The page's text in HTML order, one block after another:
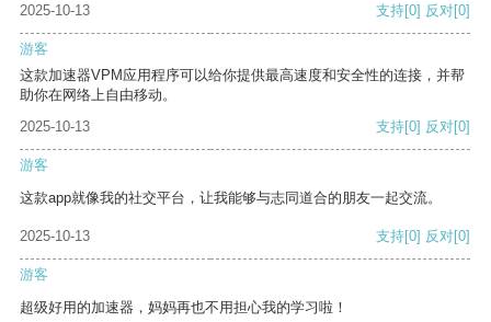
2025-10-13 支持[0] 反对[0]
游客
这款加速器VPM应用程序可以给你提供最高速度和安全性的连接，并帮
助你在网络上自由移动。
2025-10-13
支持[0] 反对[0]
游客
这款app就像我的社交平台，让我能够与志同道合的朋友一起交流。
2025-10-13 支持[0] 反对[0]
游客
超级好用的加速器，妈妈再也不用担心我的学习啦！